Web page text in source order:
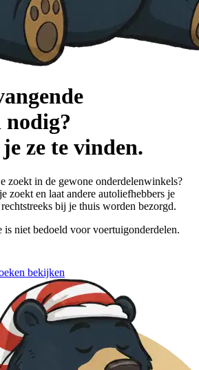
nodig?
ze te vinden.
zoekt in de gewone onderdelenwinkels?
zoekt en laat andere autoliefhebbers je
bij je thuis worden bezorgd.
is niet bedoeld voor voertuigonderdelen.
bekijken